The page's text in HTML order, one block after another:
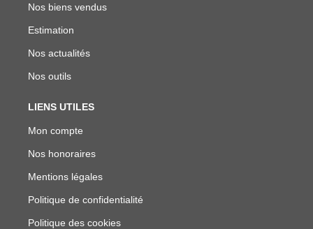
Nos biens vendus
Estimation
Nos actualités
Nos outils
LIENS UTILES
Mon compte
Nos honoraires
Mentions légales
Politique de confidentialité
Politique des cookies